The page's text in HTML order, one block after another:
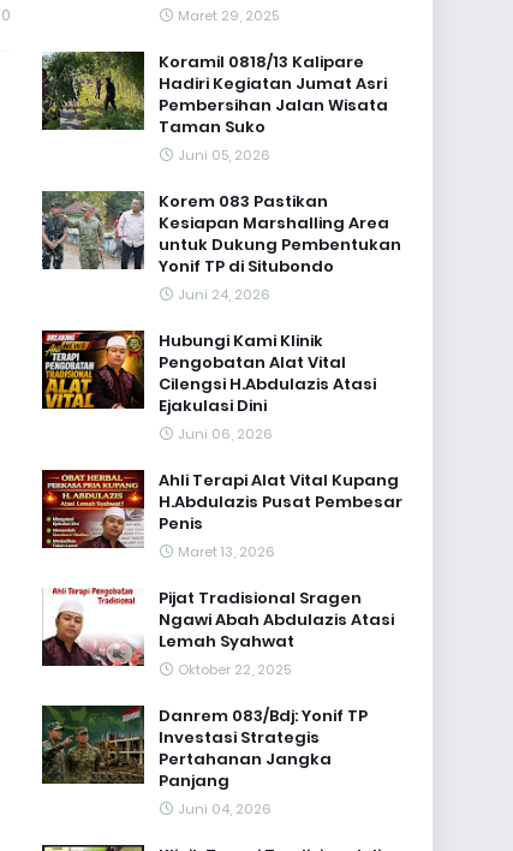
0 Maret 29, 2025
Koramil 0818/13 Kalipare
Hadiri Kegiatan Jumat Asri
Pembersihan Jalan Wisata
Taman Suko
Juni 05, 2026
Korem 083 Pastikan
Kesiapan Marshalling Area
untuk Dukung Pembentukan
Yonif TP di Situbondo
Juni 24, 2026
Hubungi Kami Klinik
Pengobatan Alat Vital
Cilengsi H.Abdulazis Atasi
Ejakulasi Dini
Juni 06, 2026
Ahli Terapi Alat Vital Kupang
H.Abdulazis Pusat Pembesar
Penis
Maret 13, 2026
Pijat Tradisional Sragen
Ngawi Abah Abdulazis Atasi
Lemah Syahwat
Oktober 22, 2025
Danrem 083/Bdj: Yonif TP
Investasi Strategis
Pertahanan Jangka
Panjang
Juni 04, 2026